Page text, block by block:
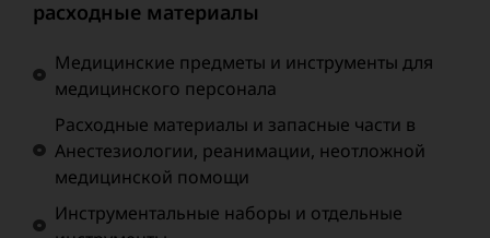
расходные материалы
Медицинские предметы и инструменты для
медицинского персонала
Расходные материалы и запасные части в
Анестезиологии, реанимации, неотложной
медицинской помощи
Инструментальные наборы и отдельные